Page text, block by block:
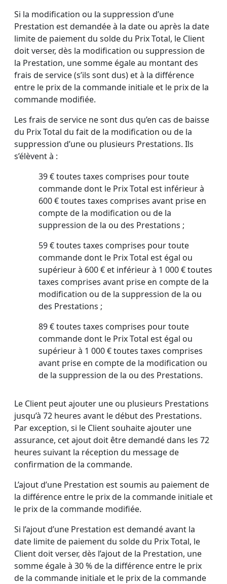
Si la modification ou la suppression d’une
Prestation est demandée à la date ou après la date
limite de paiement du solde du Prix Total, le Client
doit verser, dès la modification ou suppression de
la Prestation, une somme égale au montant des
frais de service (s’ils sont dus) et à la différence
entre le prix de la commande initiale et le prix de la
commande modifiée.
Les frais de service ne sont dus qu’en cas de baisse
du Prix Total du fait de la modification ou de la
suppression d’une ou plusieurs Prestations. Ils
s’élèvent à :
39 € toutes taxes comprises pour toute
commande dont le Prix Total est inférieur à
600 € toutes taxes comprises avant prise en
compte de la modification ou de la
suppression de la ou des Prestations ;
59 € toutes taxes comprises pour toute
commande dont le Prix Total est égal ou
supérieur à 600 € et inférieur à 1 000 € toutes
taxes comprises avant prise en compte de la
modification ou de la suppression de la ou
des Prestations ;
89 € toutes taxes comprises pour toute
commande dont le Prix Total est égal ou
supérieur à 1 000 € toutes taxes comprises
avant prise en compte de la modification ou
de la suppression de la ou des Prestations.
Le Client peut ajouter une ou plusieurs Prestations
jusqu’à 72 heures avant le début des Prestations.
Par exception, si le Client souhaite ajouter une
assurance, cet ajout doit être demandé dans les 72
heures suivant la réception du message de
confirmation de la commande.
L’ajout d’une Prestation est soumis au paiement de
la différence entre le prix de la commande initiale et
le prix de la commande modifiée.
Si l’ajout d’une Prestation est demandé avant la
date limite de paiement du solde du Prix Total, le
Client doit verser, dès l’ajout de la Prestation, une
somme égale à 30 % de la différence entre le prix
de la commande initiale et le prix de la commande